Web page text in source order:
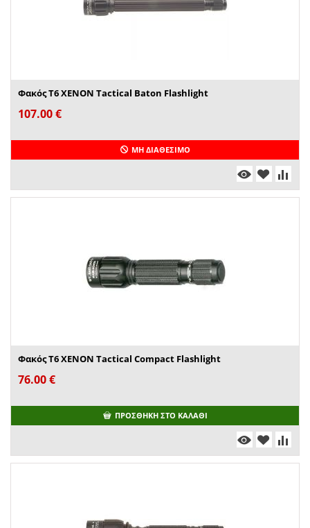
Φακός T6 XENON Tactical Baton Flashlight
107.00€
ΜΗ ΔΙΑΘΈΣΙΜΟ
Φακός T6 XENON Tactical Compact Flashlight
76.00€
ΠΡΟΣΘΉΚΗ ΣΤΟ ΚΑΛΆΘΙ